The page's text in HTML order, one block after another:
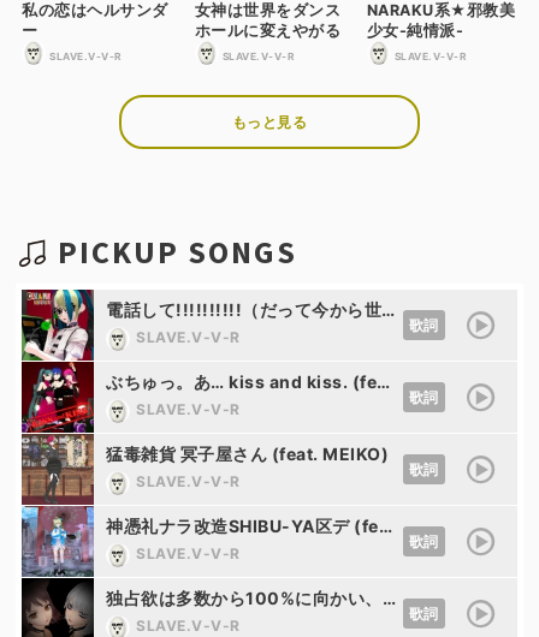
私の恋はヘルサンダ
ー
SLAVE.V-V-R
女神は世界をダンス
ホールに変えやがる
SLAVE.V-V-R
NARAKU系★邪教美
少女-純情派-
SLAVE.V-V-R
もっと見る
PICKUP SONGS
電話して!!!!!!!!!!（だって今から世界が終わるので） (feat. 初音ミク)
SLAVE.V-V-R
歌詞
ぶちゅっ。あ… kiss and kiss. (feat. KAITO,初音ミク&巡音ルカ)
SLAVE.V-V-R
歌詞
猛毒雑貨 冥子屋さん (feat. MEIKO)
SLAVE.V-V-R
歌詞
神憑礼ナラ改造SHIBU-YA区デ (feat. LeuR)
SLAVE.V-V-R
歌詞
独占欲は多数から100%に向かい、過剰反応を見せる歪んだパラノイア。 (feat. 夢ノ結唱 ROSE&夢ノ結唱 POPY)
SLAVE.V-V-R
歌詞